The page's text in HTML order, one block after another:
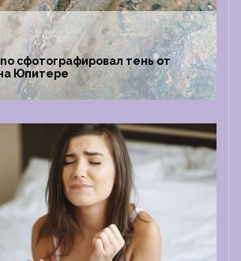
сфотографировал тень от
Юпитере